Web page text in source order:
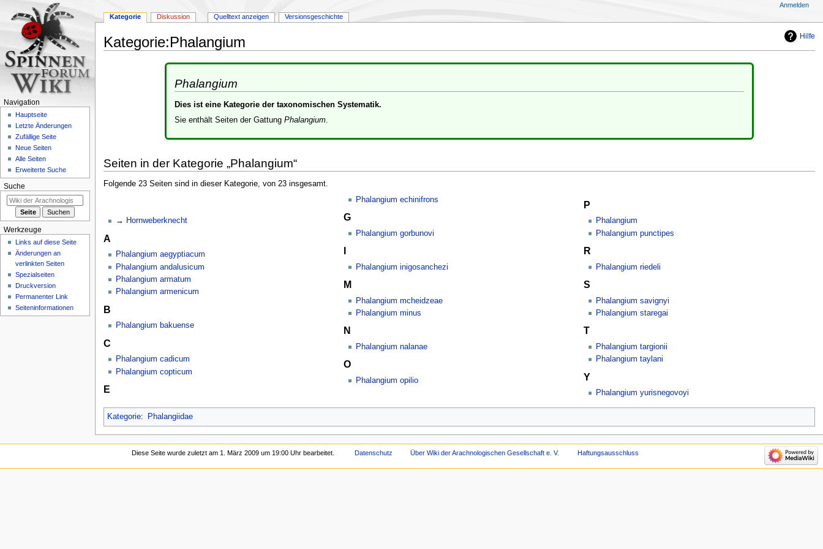
Hilfe
Kategorie:Phalangium
Phalangium
Dies ist eine Kategorie der taxonomischen Systematik.
Sie enthält Seiten der Gattung Phalangium.
Seiten in der Kategorie „Phalangium“
Folgende 23 Seiten sind in dieser Kategorie, von 23 insgesamt.
Hornweberknecht
A
Phalangium aegyptiacum
Phalangium andalusicum
Phalangium armatum
Phalangium armenicum
B
Phalangium bakuense
C
Phalangium cadicum
Phalangium copticum
E
Phalangium echinifrons
G
Phalangium gorbunovi
I
Phalangium inigosanchezi
M
Phalangium mcheidzeae
Phalangium minus
N
Phalangium nalanae
O
Phalangium opilio
P
Phalangium
Phalangium punctipes
R
Phalangium riedeli
S
Phalangium savignyi
Phalangium staregai
T
Phalangium targionii
Phalangium taylani
Y
Phalangium yurisnegovoyi
Kategorie: Phalangiidae
Kategorie Diskussion Quelltext anzeigen Versionsgeschichte
Anmelden
Navigation
Hauptseite
Letzte Änderungen
Zufällige Seite
Neue Seiten
Alle Seiten
Erweiterte Suche
Suche
Werkzeuge
Links auf diese Seite
Änderungen an
verlinkten Seiten
Spezialseiten
Druckversion
Permanenter Link
Seiten­­informationen
Diese Seite wurde zuletzt am 1. März 2009 um 19:00 Uhr bearbeitet. Datenschutz Über Wiki der Arachnologischen Gesellschaft e. V. Haftungsausschluss